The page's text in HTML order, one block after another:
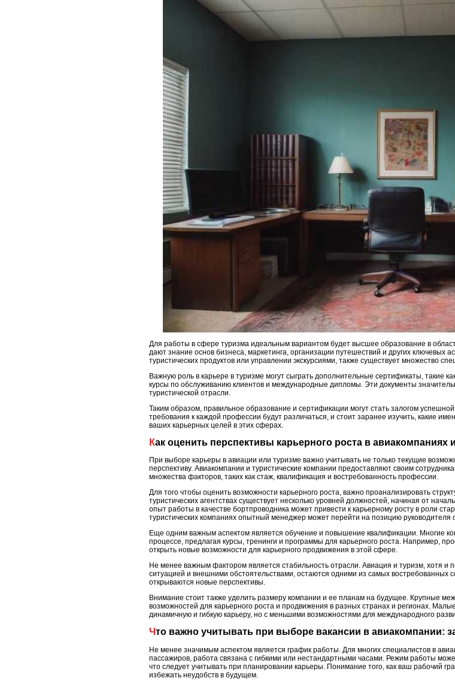
Для работы в сфере туризма идеальным вариантом будет высшее образование в
дают знание основ бизнеса, маркетинга, организации путешествий и других ключевых
туристических продуктов или управлении экскурсиями, также существует множество
Важную роль в карьере в туризме могут сыграть дополнительные сертификаты, такие
курсы по обслуживанию клиентов и международные дипломы. Эти документы
туристической отрасли.
Таким образом, правильное образование и сертификации могут стать залогом
требования к каждой профессии будут различаться, и стоит заранее изучить, какие
ваших карьерных целей в этих сферах.
Как оценить перспективы карьерного роста в авиакомпаниях
При выборе карьеры в авиации или туризме важно учитывать не только текущие
перспективу. Авиакомпании и туристические компании предоставляют своим
множества факторов, таких как стаж, квалификация и востребованность профессии.
Для того чтобы оценить возможности карьерного роста, важно проанализировать
туристических агентствах существует несколько уровней должностей, начиная от
опыт работы в качестве бортпроводника может привести к карьерному росту в роли
туристических компаниях опытный менеджер может перейти на позицию руководителя
Еще одним важным аспектом является обучение и повышение квалификации. Многие
процессе, предлагая курсы, тренинги и программы для карьерного роста. Например,
открыть новые возможности для карьерного продвижения в этой сфере.
Не менее важным фактором является стабильность отрасли. Авиация и туризм, хотя и
ситуацией и внешними обстоятельствами, остаются одними из самых востребованных
открываются новые перспективы.
Внимание стоит также уделить размеру компании и ее планам на будущее. Крупные
возможностей для карьерного роста и продвижения в разных странах и регионах.
динамичную и гибкую карьеру, но с меньшими возможностями для международного
Что важно учитывать при выборе вакансии в авиакомпании:
Не менее значимым аспектом является график работы. Для многих специалистов в
пассажиров, работа связана с гибкими или нестандартными часами. Режим работы
что следует учитывать при планировании карьеры. Понимание того, как ваш рабочий
избежать неудобств в будущем.